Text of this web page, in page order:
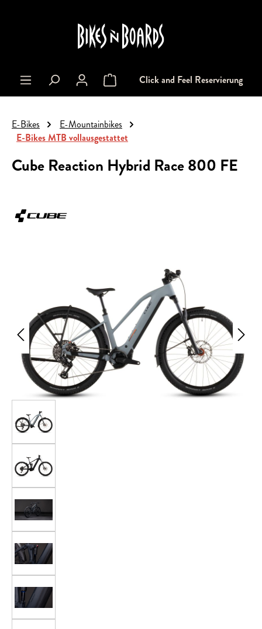
Warenkorb enthält 0 Positionen. Der
Click and Feel Reservierung
E-Bikes
E-Mountainbikes
E-Bikes MTB vollausgestattet
Cube Reaction Hybrid Race 800 FE